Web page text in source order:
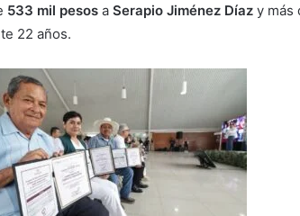
533 mil pesos a Serapio Jiménez Díaz y más
22 años.